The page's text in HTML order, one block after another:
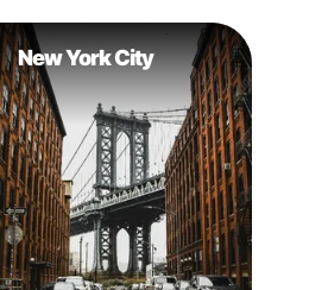
New York City